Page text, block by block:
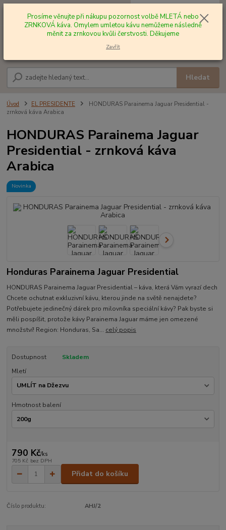
Hledat
+420 602 577 209 za0,00 Kč
Úvod EL PRESIDENTE
HONDURAS Parainema Jaguar Presidential -
zrnková káva Arabica
HONDURAS Parainema Jaguar
Presidential - zrnková káva
Arabica
Novinka
Honduras Parainema Jaguar Presidential
HONDURAS Parainema Jaguar Presidential – káva, která Vám vyrazí dech
Chcete ochutnat exkluzivní kávu, kterou jinde na světě nenajdete?
Potřebujete jedinečný dárek pro milovníka speciální kávy? Pak byste si
měli pospíšit, protože kávy Parainema Jaguar máme jen omezené
množství! Region: Honduras, Sa... celý popis
Dostupnost
Skladem
Mletí
Hmotnost balení
790 Kč/ks
705 Kč bez DPH
Přidat do košíku
Číslo produktu: AHJ/2
Prosíme věnujte při nákupu pozornost volbě MLETÁ nebo
ZRNKOVÁ káva. Omylem umletou kávu nemůžeme následně
měnit za zrnkovou kvůli čerstvosti. Děkujeme
Zavřít